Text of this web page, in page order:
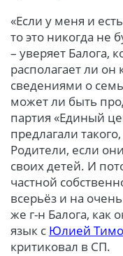
«Если у меня и
то это никогда не
– уверяет Балога,
располагает ли
сведениями о
может ли быть
партия «Единый
предлагали
Родители, если
своих детей. И
частной
всерьёз и на
же г-н Балога, как
язык с Юлией
критиковал в СП.